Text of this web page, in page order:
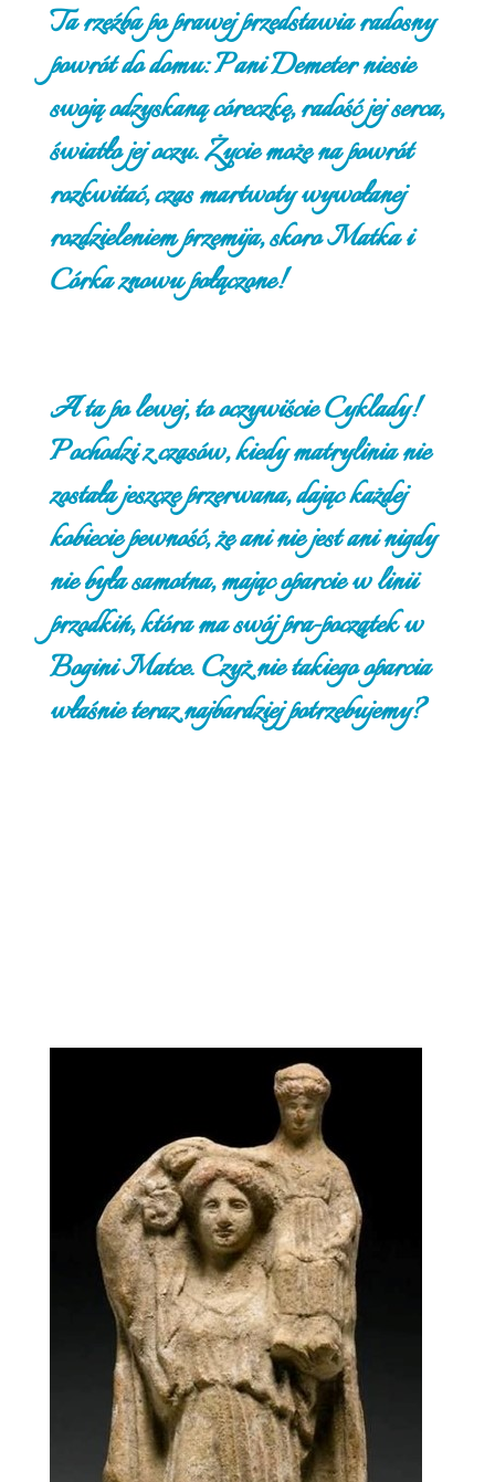
Ta rzeźba po prawej przedstawia radosny
powrót do domu: Pani Demeter niesie
swoją odzyskaną córeczkę, radość jej serca,
światło jej oczu. Życie może na powrót
rozkwitać, czas martwoty wywołanej
rozdzieleniem przemija, skoro Matka i
Córka znowu połączone!
A ta po lewej, to oczywiście Cyklady!
Pochodzi z czasów, kiedy matrylinia nie
została jeszcze przerwana, dając każdej
kobiecie pewność, że ani nie jest ani nigdy
nie była samotna, mając oparcie w linii
przodkiń, która ma swój pra-początek w
Bogini Matce. Czyż nie takiego oparcia
właśnie teraz najbardziej potrzebujemy?